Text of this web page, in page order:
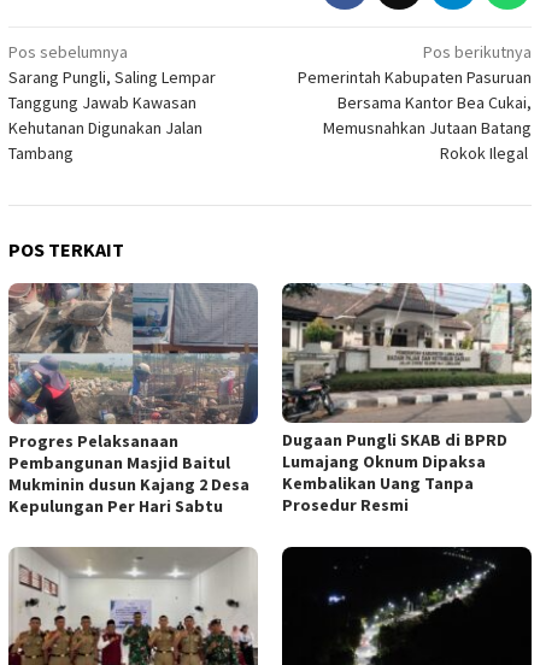
Navigasi
pos
Pos sebelumnya
Sarang Pungli, Saling Lempar
Tanggung Jawab Kawasan
Kehutanan Digunakan Jalan
Tambang
Pos berikutnya
Pemerintah Kabupaten Pasuruan
Bersama Kantor Bea Cukai,
Memusnahkan Jutaan Batang
Rokok Ilegal
POS TERKAIT
Progres Pelaksanaan
Pembangunan Masjid Baitul
Mukminin dusun Kajang 2 Desa
Kepulungan Per Hari Sabtu
Dugaan Pungli SKAB di BPRD
Lumajang Oknum Dipaksa
Kembalikan Uang Tanpa
Prosedur Resmi